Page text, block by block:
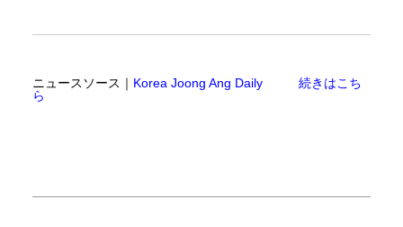
ニュースソース｜ Korea Joong Ang Daily
続きはこち
ら